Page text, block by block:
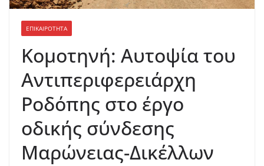
ΕΠΙΚΑΙΡΟΤΗΤΑ
Κομοτηνή: Αυτοψία του
Αντιπεριφερειάρχη
Ροδόπης στο έργο
οδικής σύνδεσης
Μαρώνειας-Δικέλλων